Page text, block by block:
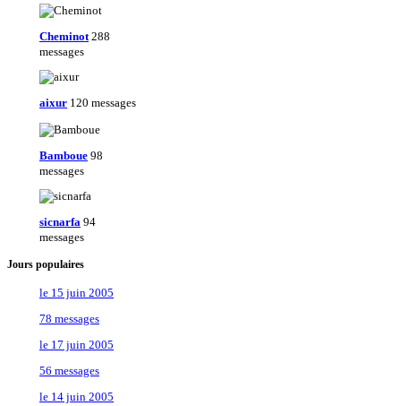
Cheminot 288
messages
aixur 120 messages
Bamboue 98
messages
sicnarfa 94
messages
Jours populaires
le 15 juin 2005
78 messages
le 17 juin 2005
56 messages
le 14 juin 2005